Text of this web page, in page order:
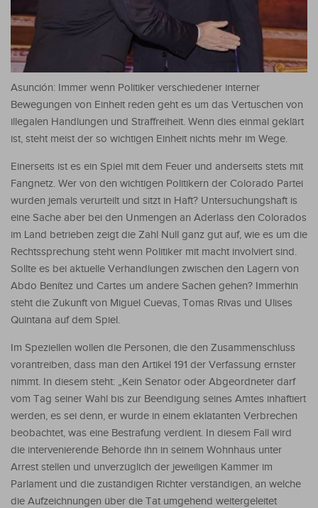
Asunción: Immer wenn Politiker verschiedener interner
Bewegungen von Einheit reden geht es um das Vertuschen von
illegalen Handlungen und Straffreiheit. Wenn dies einmal geklärt
ist, steht meist der so wichtigen Einheit nichts mehr im Wege.
Einerseits ist es ein Spiel mit dem Feuer und anderseits stets mit
Fangnetz. Wer von den wichtigen Politikern der Colorado Partei
wurden jemals verurteilt und sitzt in Haft? Untersuchungshaft is
eine Sache aber bei den Unmengen an Aderlass den Colorados
im Land betrieben zeigt die Zahl Null ganz gut auf, wie es um die
Rechtssprechung steht wenn Politiker mit macht involviert sind.
Sollte es bei aktuelle Verhandlungen zwischen den Lagern von
Abdo Benítez und Cartes um andere Sachen gehen? Immerhin
steht die Zukunft von Miguel Cuevas, Tomas Rivas und Ulises
Quintana auf dem Spiel.
Im Speziellen wollen die Personen, die den Zusammenschluss
vorantreiben, dass man den Artikel 191 der Verfassung ernster
nimmt. In diesem steht: „Kein Senator oder Abgeordneter darf
vom Tag seiner Wahl bis zur Beendigung seines Amtes inhaftiert
werden, es sei denn, er wurde in einem eklatanten Verbrechen
beobachtet, was eine Bestrafung verdient. In diesem Fall wird
die intervenierende Behörde ihn in seinem Wohnhaus unter
Arrest stellen und unverzüglich der jeweiligen Kammer im
Parlament und die zuständigen Richter verständigen, an welche
die Aufzeichnungen über die Tat umgehend weitergeleitet